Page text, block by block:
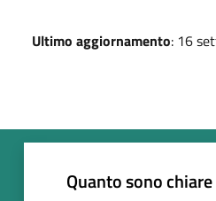
Ultimo aggiornamento: 16
Quanto sono